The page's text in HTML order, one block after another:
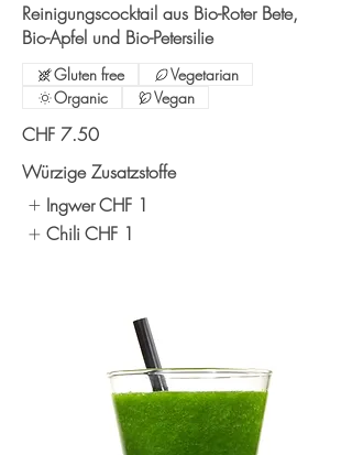
Reinigungscocktail aus Bio-Roter Bete,
Bio-Apfel und Bio-Petersilie
CHF 7.50
Gluten free
Vegetarian
Organic
Vegan
Würzige Zusatzstoffe
IngwerCHF 1
Chili CHF 1